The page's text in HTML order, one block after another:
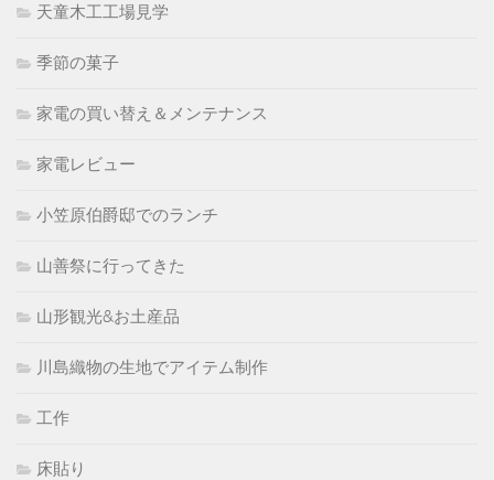
天童木工工場見学
季節の菓子
家電の買い替え＆メンテナンス
家電レビュー
小笠原伯爵邸でのランチ
山善祭に行ってきた
山形観光&お土産品
川島織物の生地でアイテム制作
工作
床貼り